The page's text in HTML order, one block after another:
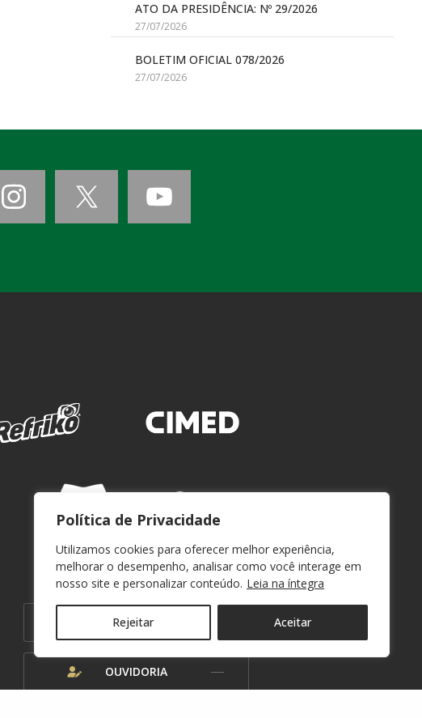
Política de Privacidade
Utilizamos cookies para oferecer melhor experiência,
melhorar o desempenho, analisar como você interage em
nosso site e personalizar conteúdo. Leia na íntegra
Rejeitar Aceitar
ATO DA PRESIDÊNCIA: Nº 29/2026
27/07/2026
BOLETIM OFICIAL 078/2026
27/07/2026
WEBMAIL
OUVIDORIA